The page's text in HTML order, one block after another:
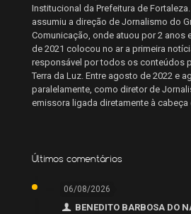
Institucional da Prefeitura de
assumiu a direção de Jornalismo do
Comunicação, onde atuou por 2 anos
de 2021 colocou no ar a primeira
responsável por todos os conteúdos
Terra da Luz. Entre agosto de 2022 e
paralelamente, como diretor de
emissora ligada diretamente à cabeça
Últimos comentários
06/08/2026
BENEDITO BARBOSA DO